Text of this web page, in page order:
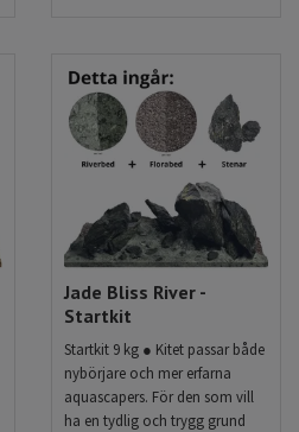
Jade Bliss River -
Startkit
Startkit 9 kg ● Kitet passar både
nybörjare och mer erfarna
aquascapers. För den som vill
ha en tydlig och trygg grund